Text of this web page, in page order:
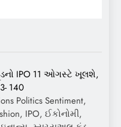
IPO 11 ઓગસ્ટે ખૂલશે,
140
Politics Sentiment,
IPO, ઈકોનોમી,